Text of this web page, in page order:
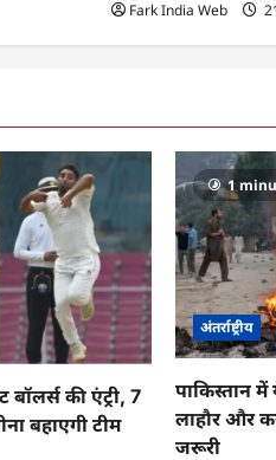
Fark India Web
की एंट्री, 7
बहाएगी टीम
1
अंतर्राष्ट्रीय
पाकिस्तान में
लाहौर और
जरूरी